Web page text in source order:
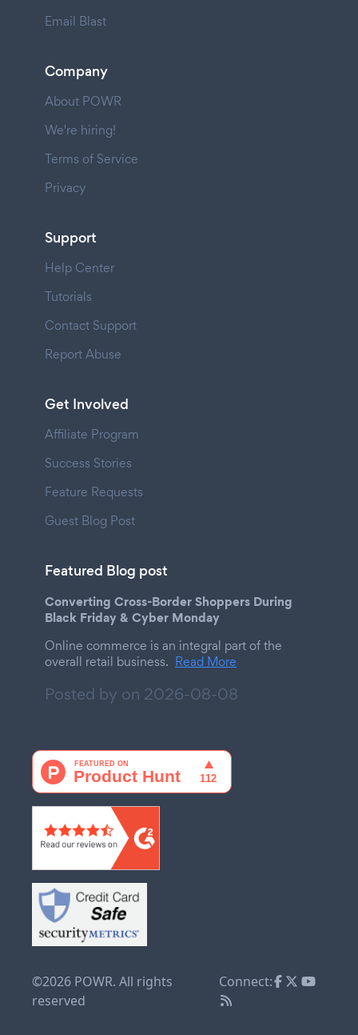
Email Blast
Company
About POWR
We're hiring!
Terms of Service
Privacy
Support
Help Center
Tutorials
Contact Support
Report Abuse
Get Involved
Affiliate Program
Success Stories
Feature Requests
Guest Blog Post
Featured Blog post
Converting Cross-Border Shoppers During
Black Friday & Cyber Monday
Online commerce is an integral part of the
overall retail business. Read More
Posted by on 2026-08-08
©2026 POWR. All rights
reserved
Connect: